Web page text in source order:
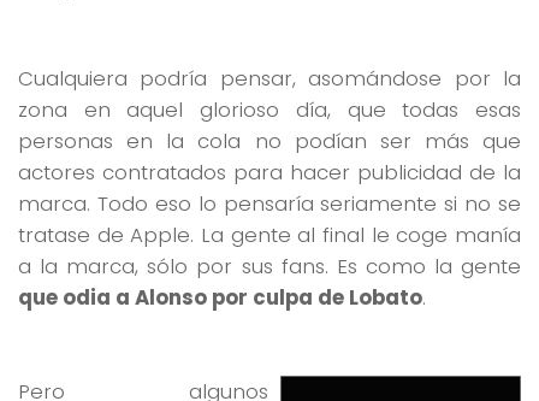
Cualquiera podría pensar, asomándose por la
zona en aquel glorioso día, que todas esas
personas en la cola no podían ser más que
actores contratados para hacer publicidad de la
marca. Todo eso lo pensaría seriamente si no se
tratase de Apple. La gente al final le coge manía
a la marca, sólo por sus fans. Es como la gente
que odia a Alonso por culpa de Lobato.
Pero algunos